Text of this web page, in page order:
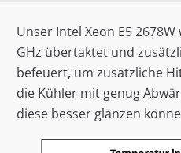
Unser Intel Xeon E5
GHz übertaktet und
befeuert, um zusätzliche
die Kühler mit genug
diese besser glänzen